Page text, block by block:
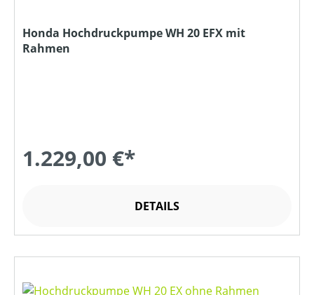
Honda Hochdruckpumpe WH 20 EFX mit
Rahmen
1.229,00 €*
DETAILS